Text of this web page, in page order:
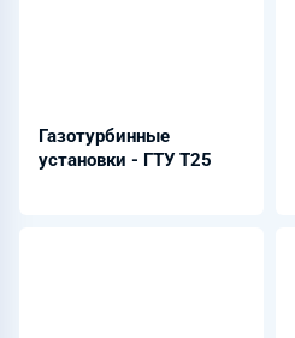
Газотурбинные
установки - ГТУ Т25